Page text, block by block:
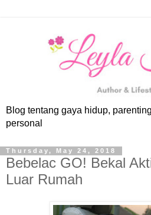
Blog tentang gaya hidup,
personal
Thursday, May 24, 2018
Bebelac GO! Bekal
Luar Rumah